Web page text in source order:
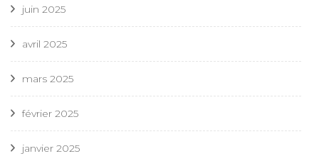
juin 2025
avril 2025
mars 2025
février 2025
janvier 2025